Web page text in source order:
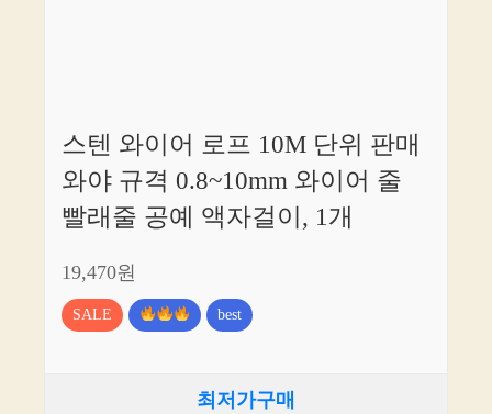
스텐 와이어 로프 10M 단위 판매
와야 규격 0.8~10mm 와이어 줄
빨래줄 공예 액자걸이, 1개
19,470원
SALE best
최저가구매